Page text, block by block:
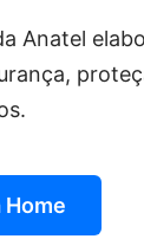
Anatel